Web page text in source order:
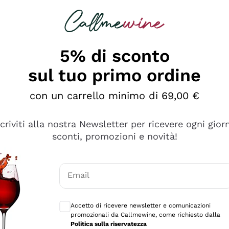
diversi e con un ampio range di prezzo. Le
5% di sconto
sul tuo primo ordine
con un carrello minimo di 69,00 €
alla nostra Newsletter per ricevere ogni
sconti, promozioni e novità!
Email
Accetto di ricevere newsletter e comunicazioni
promozionali da Callmewine, come richiesto dalla
Politica sulla riservatezza